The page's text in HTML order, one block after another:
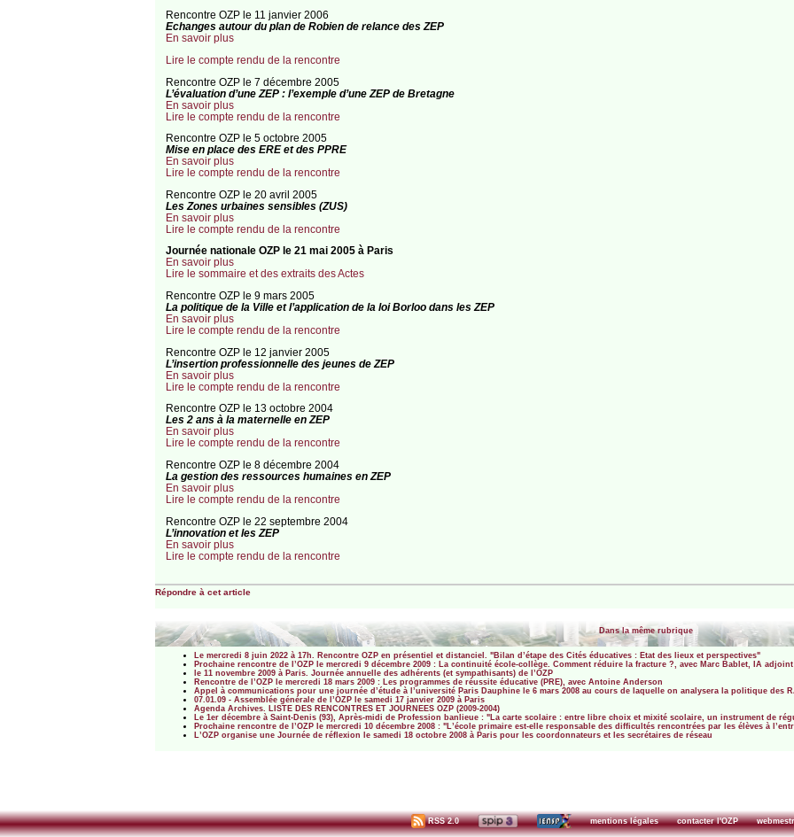
Rencontre OZP le 11 janvier 2006
Echanges autour du plan de Robien de relance des ZEP
En savoir plus
Lire le compte rendu de la rencontre
Rencontre OZP le 7 décembre 2005
L’évaluation d’une ZEP : l’exemple d’une ZEP de Bretagne
En savoir plus
Lire le compte rendu de la rencontre
Rencontre OZP le 5 octobre 2005
Mise en place des ERE et des PPRE
En savoir plus
Lire le compte rendu de la rencontre
Rencontre OZP le 20 avril 2005
Les Zones urbaines sensibles (ZUS)
En savoir plus
Lire le compte rendu de la rencontre
Journée nationale OZP le 21 mai 2005 à Paris
En savoir plus
Lire le sommaire et des extraits des Actes
Rencontre OZP le 9 mars 2005
La politique de la Ville et l’application de la loi Borloo dans les ZEP
En savoir plus
Lire le compte rendu de la rencontre
Rencontre OZP le 12 janvier 2005
L’insertion professionnelle des jeunes de ZEP
En savoir plus
Lire le compte rendu de la rencontre
Rencontre OZP le 13 octobre 2004
Les 2 ans à la maternelle en ZEP
En savoir plus
Lire le compte rendu de la rencontre
Rencontre OZP le 8 décembre 2004
La gestion des ressources humaines en ZEP
En savoir plus
Lire le compte rendu de la rencontre
Rencontre OZP le 22 septembre 2004
L’innovation et les ZEP
En savoir plus
Lire le compte rendu de la rencontre
Répondre à cet article
Dans la même rubrique
Le mercredi 8 juin 2022 à 17h. Rencontre OZP en présentiel et distanciel. "Bilan d’étape des Cités éducatives : Etat des lieux et perspectives"
Prochaine rencontre de l’OZP le mercredi 9 décembre 2009 : La continuité école-collège. Comment réduire la fracture ?, avec Marc Bablet, IA
le 11 novembre 2009 à Paris. Journée annuelle des adhérents (et sympathisants) de l’OZP
Rencontre de l’OZP le mercredi 18 mars 2009 : Les programmes de réussite éducative (PRE), avec Antoine Anderson
Appel à communications pour une journée d’étude à l’université Paris Dauphine le 6 mars 2008 au cours de laquelle on analysera la politique des
07.01.09 - Assemblée générale de l’OZP le samedi 17 janvier 2009 à Paris
Agenda Archives. LISTE DES RENCONTRES ET JOURNEES OZP (2009-2004)
Le 1er décembre à Saint-Denis (93), Après-midi de Profession banlieue : "La carte scolaire : entre libre choix et mixité scolaire, un instrument de
Prochaine rencontre de l’OZP le mercredi 10 décembre 2008 : "L’école primaire est-elle responsable des difficultés rencontrées par les élèves à
L’OZP organise une Journée de réflexion le samedi 18 octobre 2008 à Paris pour les coordonnateurs et les secrétaires de réseau
RSS 2.0 mentions légales contacter l'OZP